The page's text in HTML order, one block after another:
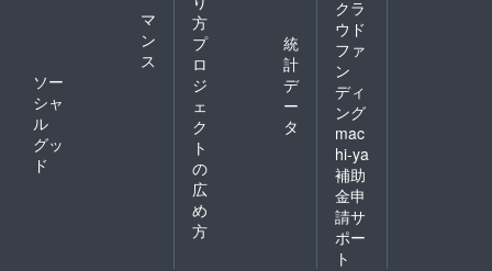
マ
ン
ス
ソー
シャ
ル
グッ
ド
方
プ
ロ
ジ
ェ
ク
ト
の
広
め
方
統
計
デ
ー
タ
クラ
ウド
ファ
ン
ディ
ング
mac
hi-ya
補助
金申
請サ
ポー
ト